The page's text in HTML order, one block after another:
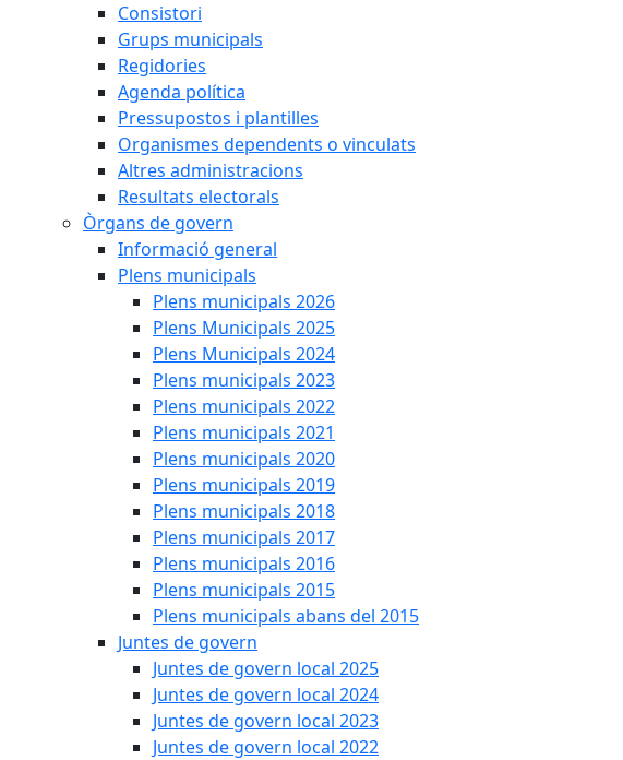
Consistori
Grups municipals
Regidories
Agenda política
Pressupostos i plantilles
Organismes dependents o vinculats
Altres administracions
Resultats electorals
Òrgans de govern
Informació general
Plens municipals
Plens municipals 2026
Plens Municipals 2025
Plens Municipals 2024
Plens municipals 2023
Plens municipals 2022
Plens municipals 2021
Plens municipals 2020
Plens municipals 2019
Plens municipals 2018
Plens municipals 2017
Plens municipals 2016
Plens municipals 2015
Plens municipals abans del 2015
Juntes de govern
Juntes de govern local 2025
Juntes de govern local 2024
Juntes de govern local 2023
Juntes de govern local 2022